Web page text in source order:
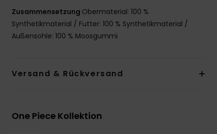
Zusammensetzung Obermaterial: 100 %
Synthetikmaterial / Futter: 100 % Synthetikmaterial /
Außensohle: 100 % Moosgummi
Versand & Rückversand
One Piece Kollektion